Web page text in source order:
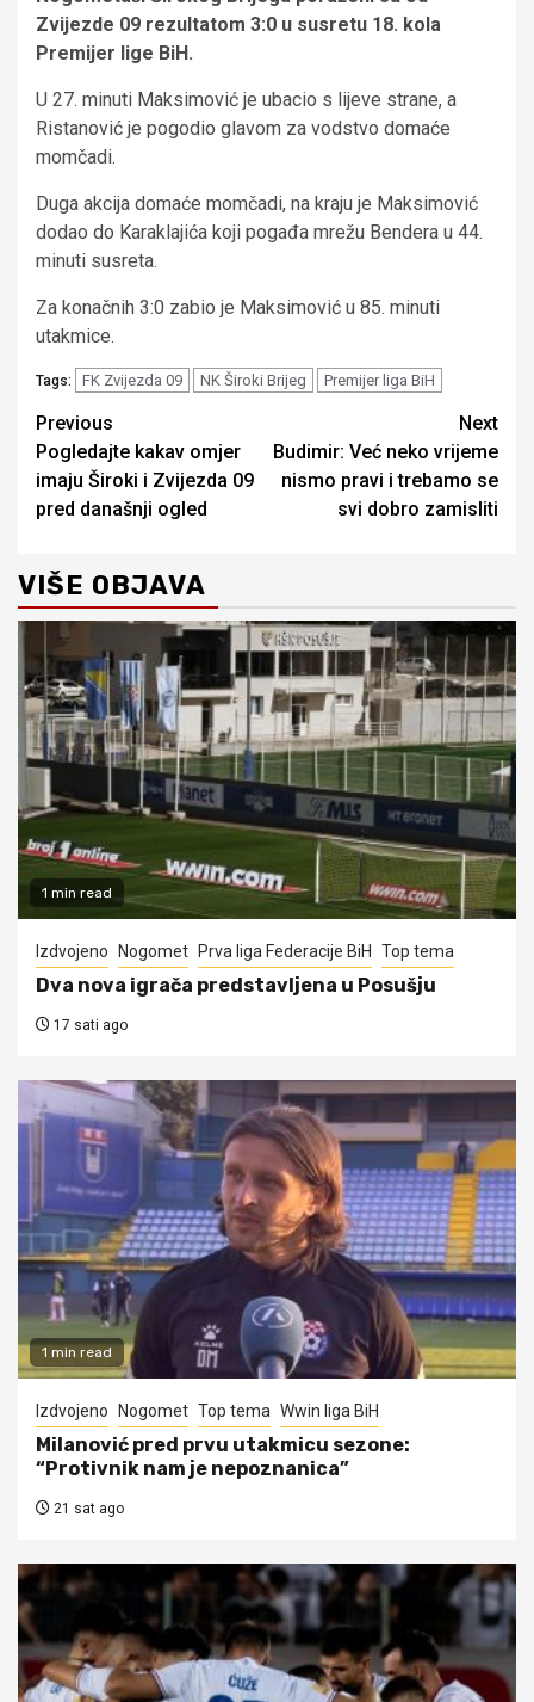
Zvijezde 09 rezultatom 3:0 u susretu 18. kola
Premijer lige BiH.
U 27. minuti Maksimović je ubacio s lijeve strane, a
Ristanović je pogodio glavom za vodstvo domaće
momčadi.
Duga akcija domaće momčadi, na kraju je Maksimović
dodao do Karaklajića koji pogađa mrežu Bendera u 44.
minuti susreta.
Za konačnih 3:0 zabio je Maksimović u 85. minuti
utakmice.
Tags: FK Zvijezda 09 NK Široki Brijeg Premijer liga BiH
Continue
Reading
Previous
Pogledajte kakav omjer
imaju Široki i Zvijezda 09
pred današnji ogled
Next
Budimir: Već neko vrijeme
nismo pravi i trebamo se
svi dobro zamisliti
VIŠE OBJAVA
1 min read
Izdvojeno Nogomet Prva liga Federacije BiH Top tema
Dva nova igrača predstavljena u Posušju
17 sati ago
1 min read
Izdvojeno Nogomet Top tema Wwin liga BiH
Milanović pred prvu utakmicu sezone:
“Protivnik nam je nepoznanica”
21 sat ago